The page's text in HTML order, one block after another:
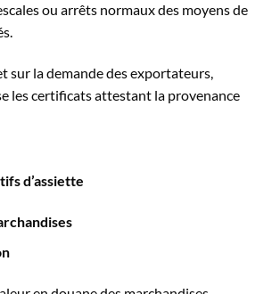
ou arrêts normaux des moyens de
sur la demande des exportateurs,
les certificats attestant la provenance
d’assiette